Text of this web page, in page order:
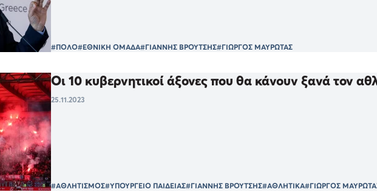
#ΠΟΛΟ#ΕΘΝΙΚΗ ΟΜΑΔΑ#ΓΙΑΝΝΗΣ ΒΡΟΥΤΣΗΣ#ΓΙΩΡΓΟΣ ΜΑΥΡΩΤΑΣ
Οι 10 κυβερνητικοί άξονες που θα κάνουν ξανά τον
25.11.2023
#ΑΘΛΗΤΙΣΜΟΣ#ΥΠΟΥΡΓΕΙΟ ΠΑΙΔΕΙΑΣ#ΓΙΑΝΝΗΣ ΒΡΟΥΤΣΗΣ#ΑΘΛΗΤΙΚΑ#ΓΙΩΡΓΟΣ